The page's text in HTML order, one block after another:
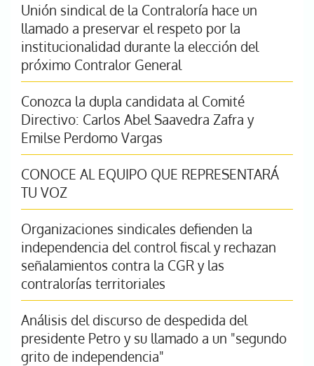
Unión sindical de la Contraloría hace un
llamado a preservar el respeto por la
institucionalidad durante la elección del
próximo Contralor General
Conozca la dupla candidata al Comité
Directivo: Carlos Abel Saavedra Zafra y
Emilse Perdomo Vargas
CONOCE AL EQUIPO QUE REPRESENTARÁ
TU VOZ
Organizaciones sindicales defienden la
independencia del control fiscal y rechazan
señalamientos contra la CGR y las
contralorías territoriales
Análisis del discurso de despedida del
presidente Petro y su llamado a un "segundo
grito de independencia"